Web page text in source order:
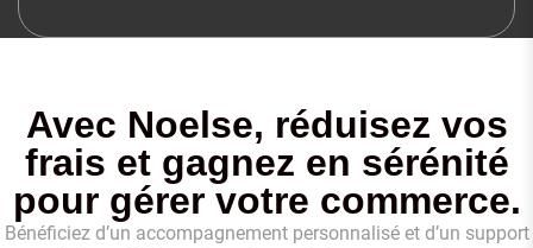
Avec Noelse, réduisez vos
frais et gagnez en sérénité
pour gérer votre commerce.
Bénéficiez d’un accompagnement personnalisé et d’un support